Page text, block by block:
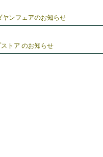
ンフェアのお知らせ
トア のお知らせ